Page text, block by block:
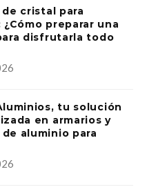
cristal para
preparar una
disfrutarla todo
tu solución
en armarios y
aluminio para